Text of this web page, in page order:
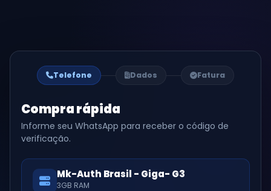
Telefone Dados Fatura
Compra rápida
Informe seu WhatsApp para receber o código de
verificação.
Mk-Auth Brasil - Giga- G3
3GB RAM